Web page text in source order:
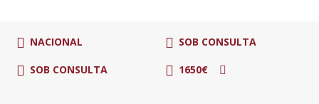
NACIONAL SOB CONSULTA
SOB CONSULTA 1650€